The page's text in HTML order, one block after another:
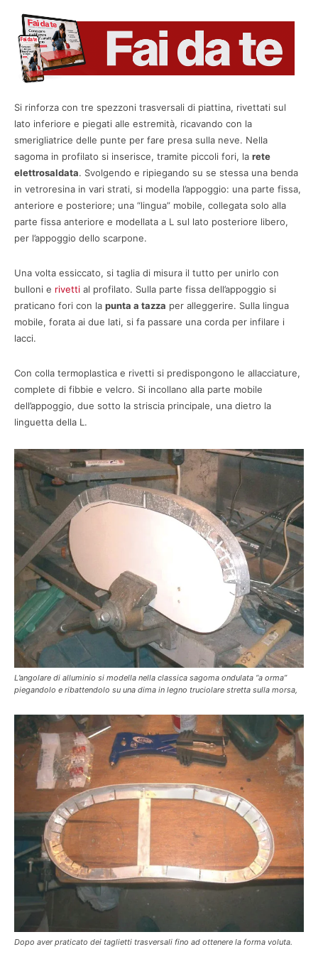
Si rinforza con tre spezzoni trasversali di piattina, rivettati sul
lato inferiore e piegati alle estremità, ricavando con la
smerigliatrice delle punte per fare presa sulla neve. Nella
sagoma in profilato si inserisce, tramite piccoli fori, la rete
elettrosaldata. Svolgendo e ripiegando su se stessa una benda
in vetroresina in vari strati, si modella l’appoggio: una parte fissa,
anteriore e posteriore; una “lingua” mobile, collegata solo alla
parte fissa anteriore e modellata a L sul lato posteriore libero,
per l’appoggio dello scarpone.
Una volta essiccato, si taglia di misura il tutto per unirlo con
bulloni e rivetti al profilato. Sulla parte fissa dell’appoggio si
praticano fori con la punta a tazza per alleggerire. Sulla lingua
mobile, forata ai due lati, si fa passare una corda per infilare i
lacci.
Con colla termoplastica e rivetti si predispongono le allacciature,
complete di fibbie e velcro. Si incollano alla parte mobile
dell’appoggio, due sotto la striscia principale, una dietro la
linguetta della L.
L’angolare di alluminio si modella nella classica sagoma ondulata “a orma”
piegandolo e ribattendolo su una dima in legno truciolare stretta sulla morsa,
Dopo aver praticato dei taglietti trasversali fino ad ottenere la forma voluta.